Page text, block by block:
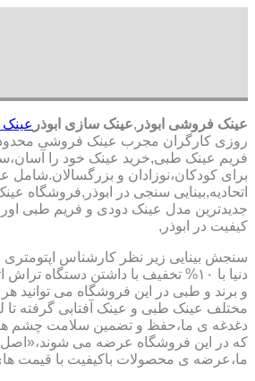
عینک فروشی ابوذر ,عینک سازی ابوذر عینک
روزی کارگران مجرب عینک فروشی
فریم عینک طبی,خرید عینک خود را
برای کودکان،نوزادان و بزرگسالان.شامل
اتحادیه,بینایی سنجی در ابوذر,فروشگاه
جدیدترین مدل عینک دودی و فریم طبی
کیفیت در ابوذر,
سنجش بینایی زیر نظر کارشناس
دنیا با ۱۰% تخفیف با داشتن
و برند و طبی در این فروشگاه می توانید
مختلف عینک طبی و عینک آفتابی گرفته تا
دغدغه ی ما،حفظ و تضمین سلامت چشم
که در این فروشگاه عرضه می
ما،عرضه ی محصولات باکیفیت با قیمت